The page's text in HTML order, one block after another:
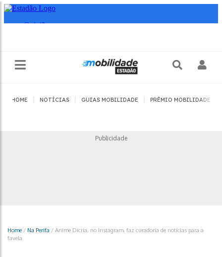
HOME NOTÍCIAS GUIAS MOBILIDADE PRÊMIO MOBILIDADE
Publicidade
Home / Na Perifa / Anime Dicria, no Instagram, faz curadoria de notícias para a
favela